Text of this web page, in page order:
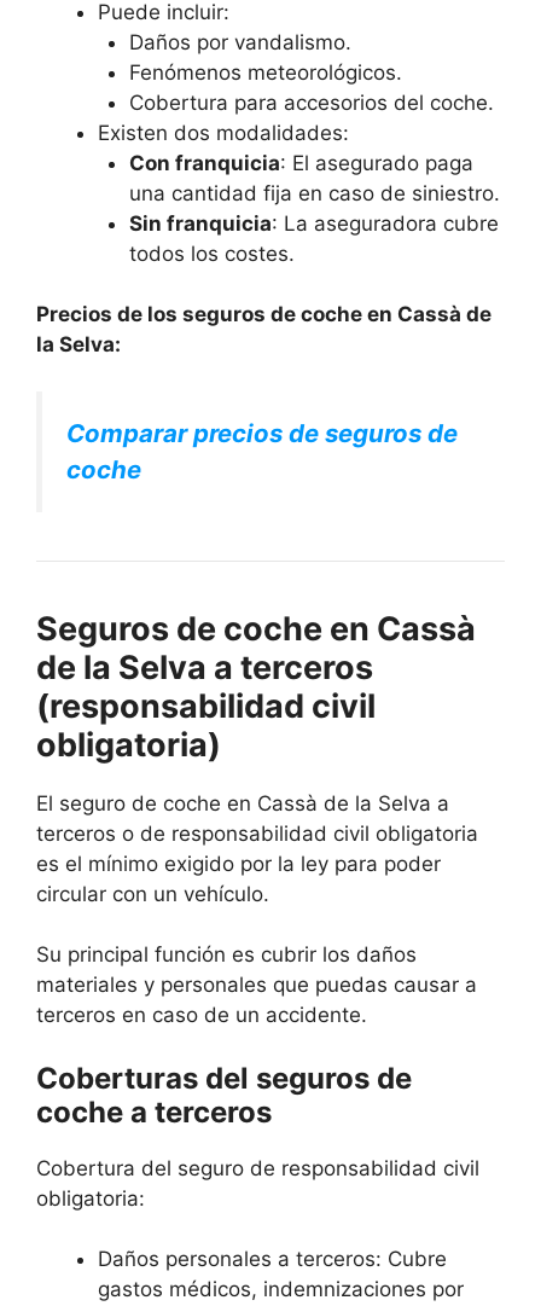
Puede incluir:
Daños por vandalismo.
Fenómenos meteorológicos.
Cobertura para accesorios del coche.
Existen dos modalidades:
Con franquicia: El asegurado paga
una cantidad fija en caso de siniestro.
Sin franquicia: La aseguradora cubre
todos los costes.
Precios de los seguros de coche en Cassà de
la Selva:
Comparar precios de seguros de
coche
Seguros de coche en Cassà
de la Selva a terceros
(responsabilidad civil
obligatoria)
El seguro de coche en Cassà de la Selva a
terceros o de responsabilidad civil obligatoria
es el mínimo exigido por la ley para poder
circular con un vehículo.
Su principal función es cubrir los daños
materiales y personales que puedas causar a
terceros en caso de un accidente.
Coberturas del seguros de
coche a terceros
Cobertura del seguro de responsabilidad civil
obligatoria:
Daños personales a terceros: Cubre
gastos médicos, indemnizaciones por